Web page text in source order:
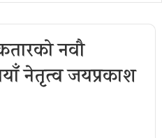
नवौ
नेतृत्व जयप्रकाश